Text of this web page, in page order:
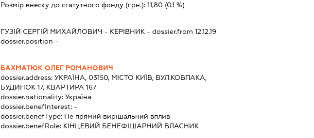
Розмір внеску до статутного фонду (грн.): 11,80 (0.1 %)
ГУЗІЙ СЕРГІЙ МИХАЙЛОВИЧ - КЕРІВНИК - dossier.from 12.12.19
dossier.position -
БАХМАТЮК ОЛЕГ РОМАНОВИЧ
dossier.address: УКРАЇНА, 03150, МІСТО КИЇВ, ВУЛ.КОВПАКА,
БУДИНОК 17, КВАРТИРА 167
dossier.nationality: Україна
dossier.benefInterest: -
dossier.benefType: Не прямий вирішальний вплив
dossier.benefRole: КІНЦЕВИЙ БЕНЕФІЦІАРНИЙ ВЛАСНИК